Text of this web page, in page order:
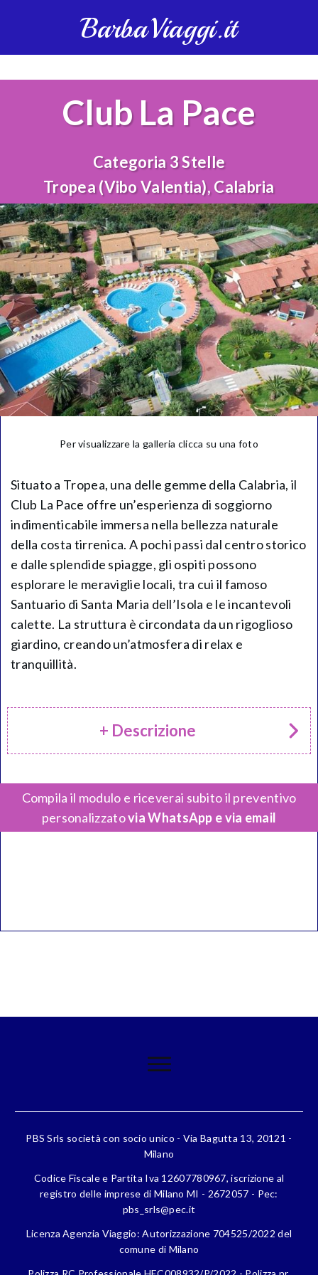
BarbaViaggi.it
Club La Pace
Categoria 3 Stelle
Tropea (Vibo Valentia), Calabria
Per visualizzare la galleria clicca su una foto
Situato a Tropea, una delle gemme della Calabria, il
Club La Pace offre un’esperienza di soggiorno
indimenticabile immersa nella bellezza naturale
della costa tirrenica. A pochi passi dal centro storico
e dalle splendide spiagge, gli ospiti possono
esplorare le meraviglie locali, tra cui il famoso
Santuario di Santa Maria dell’Isola e le incantevoli
calette. La struttura è circondata da un rigoglioso
giardino, creando un’atmosfera di relax e
tranquillità.
+ Descrizione
Compila il modulo e riceverai subito il preventivo
personalizzatovia WhatsApp e via email
PBS Srls società con socio unico - Via Bagutta 13, 20121 -
Milano
Codice Fiscale e Partita Iva 12607780967, iscrizione al
registro delle imprese di Milano MI - 2672057 - Pec:
pbs_srls@pec.it
Licenza Agenzia Viaggio: Autorizzazione 704525/2022 del
comune di Milano